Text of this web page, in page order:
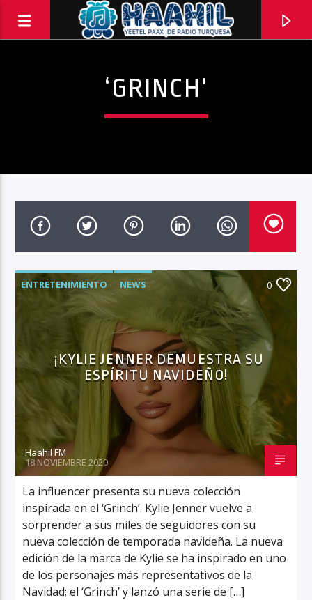
INFORMATIVO TURQUESA – 2DA EMISIÓN
2:00 PM 3:00 PM
Haahil FM
‘GRINCH’
ENTRETENIMIENTO NEWS 0
¡KYLIE JENNER DEMUESTRA SU
ESPÍRITU NAVIDEÑO!
Haahil FM
18 NOVIEMBRE 2020
La influencer presenta su nueva colección
inspirada en el ‘Grinch’. Kylie Jenner vuelve a
sorprender a sus miles de seguidores con su
nueva colección de temporada navideña. La nueva
edición de la marca de Kylie se ha inspirado en uno
de los personajes más representativos de la
Navidad; el ‘Grinch’ y lanzó una serie de […]